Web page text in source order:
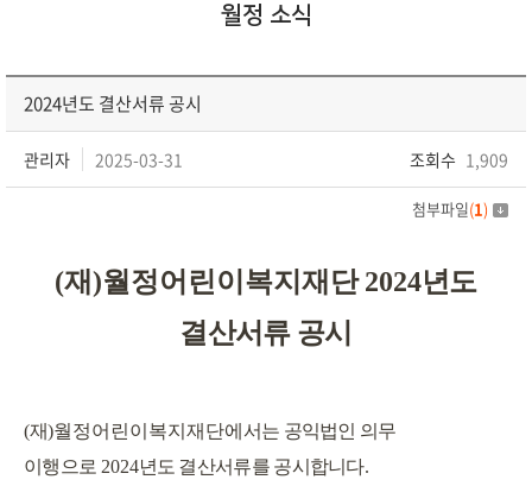
월정 소식
2024년도 결산서류 공시
관리자 2025-03-31 조회수 1,909
첨부파일(1)
(재)월정어린이복지재단 2024년도
결산서류 공시
(재)월정어린이복지재단에서는 공익법인 의무
이행으로 2024년도 결산서류를 공시합니다.